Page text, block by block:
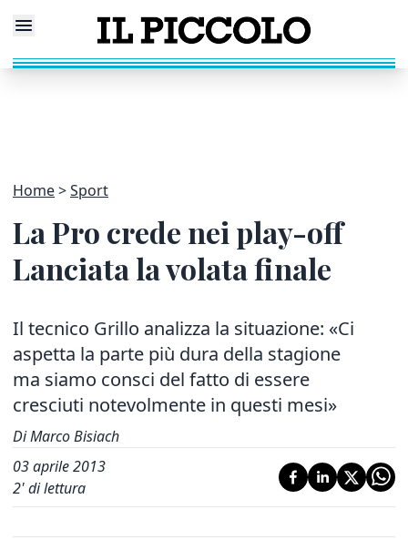
Home Sport
La Pro crede nei play-off
Lanciata la volata finale
Il tecnico Grillo analizza la situazione: «Ci
aspetta la parte più dura della stagione
ma siamo consci del fatto di essere
cresciuti notevolmente in questi mesi»
Di Marco Bisiach
03 aprile 2013
2' di lettura